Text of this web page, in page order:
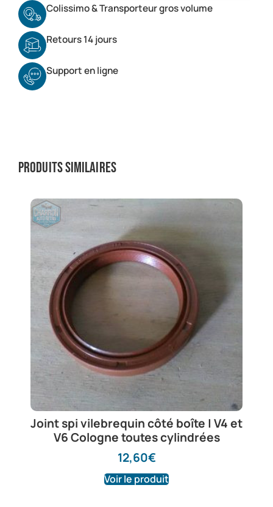
Colissimo & Transporteur gros volume
Retours 14 jours
Support en ligne
Produits similaires
Joint spi vilebrequin côté boîte | V4 et
V6 Cologne toutes cylindrées
12,60€
Voir le produit